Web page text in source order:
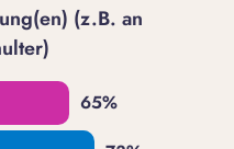
(z.B. an